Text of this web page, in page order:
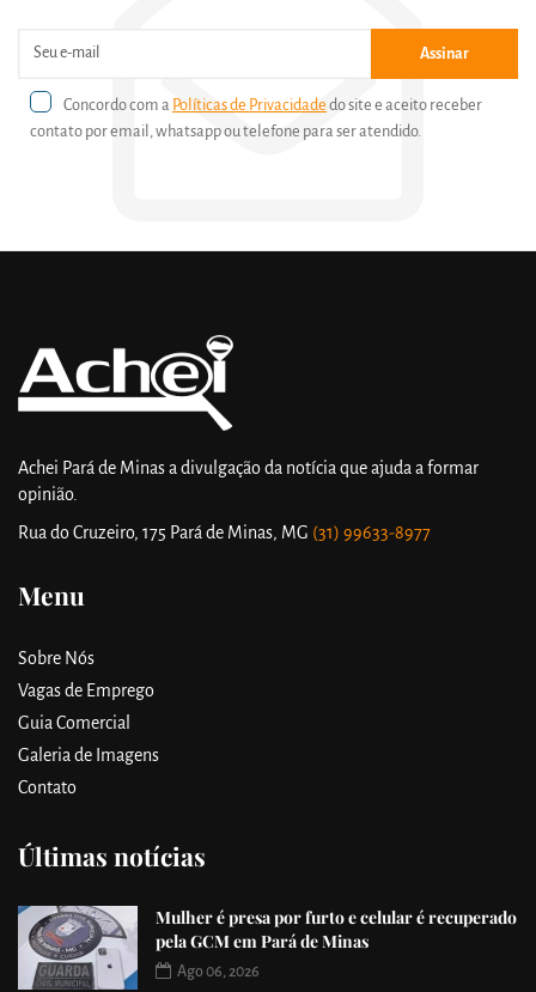
Assinar
Concordo com a Políticas de Privacidade do site e aceito receber
contato por email, whatsapp ou telefone para ser atendido.
Achei Pará de Minas a divulgação da notícia que ajuda a formar
opinião.
Rua do Cruzeiro, 175 Pará de Minas, MG (31) 99633-8977
Menu
Sobre Nós
Vagas de Emprego
Guia Comercial
Galeria de Imagens
Contato
Últimas notícias
Mulher é presa por furto e celular é recuperado
pela GCM em Pará de Minas
Ago 06, 2026